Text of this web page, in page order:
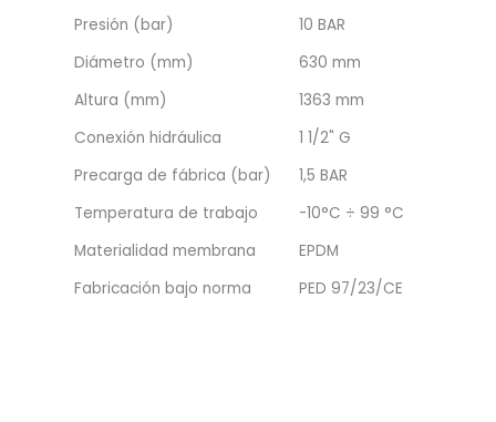
Presión (bar)
10 BAR
Diámetro (mm)
630 mm
Altura (mm)
1363 mm
Conexión hidráulica
1 1/2" G
Precarga de fábrica (bar)
1,5 BAR
Temperatura de trabajo
-10°C ÷ 99 °C
Materialidad membrana
EPDM
Fabricación bajo norma
PED 97/23/CE